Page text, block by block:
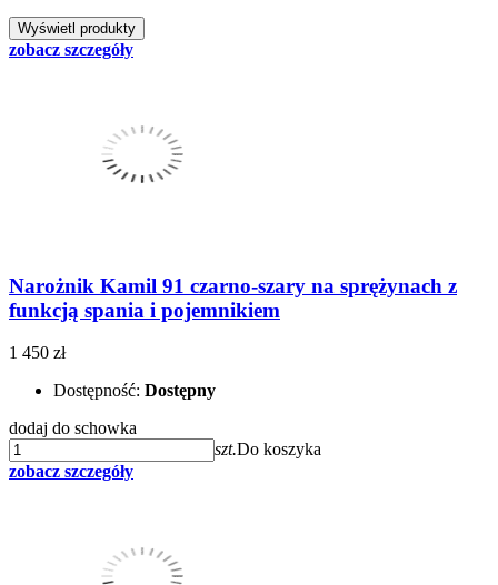
zobacz szczegóły
Narożnik Kamil 91 czarno-szary na sprężynach z
funkcją spania i pojemnikiem
1 450 zł
Dostępność: Dostępny
dodaj do schowka
szt.Do koszyka
zobacz szczegóły